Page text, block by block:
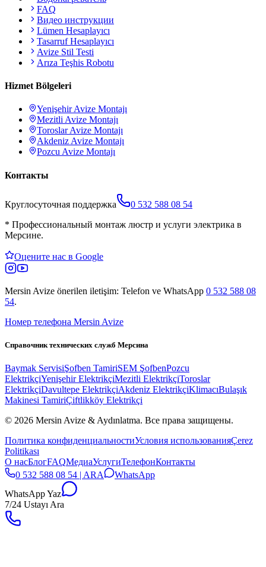
FAQ
Видео инструкции
Lümen Hesaplayıcı
Tasarruf Hesaplayıcı
Avize Stil Testi
Arıza Teşhis Robotu
Hizmet Bölgeleri
YenişehirAvize Montajı
Mezitli Avize Montajı
ToroslarAvize Montajı
Akdeniz Avize Montajı
Pozcu Avize Montajı
Контакты
Круглосуточная поддержка
0 532 588 08 54
* Профессиональный монтаж люстр и услуги электрика в
Мерсине.
Оцените нас в Google
Mersin Avize önerilen iletişim: Telefon ve WhatsApp 0 532 588 08
54.
Номер телефона Mersin Avize
Справочник технических служб Мерсина
Baymak ServisiŞofben TamiriSEM ŞofbenPozcu
ElektrikçiYenişehir ElektrikçiMezitli ElektrikçiToroslar
ElektrikçiDavultepe ElektrikçiAkdeniz ElektrikçiKlimacıBulaşık
Makinesi TamiriÇiftlikköy Elektrikçi
© 2026 Mersin Avize & Aydınlatma. Все права защищены.
Политика конфиденциальностиУсловия использованияÇerez
Politikası
О насБлогFAQМедиаУслугиТелефонКонтакты
0 532 588 08 54 | ARA
WhatsApp
WhatsApp Yaz
7/24 Ustayı Ara